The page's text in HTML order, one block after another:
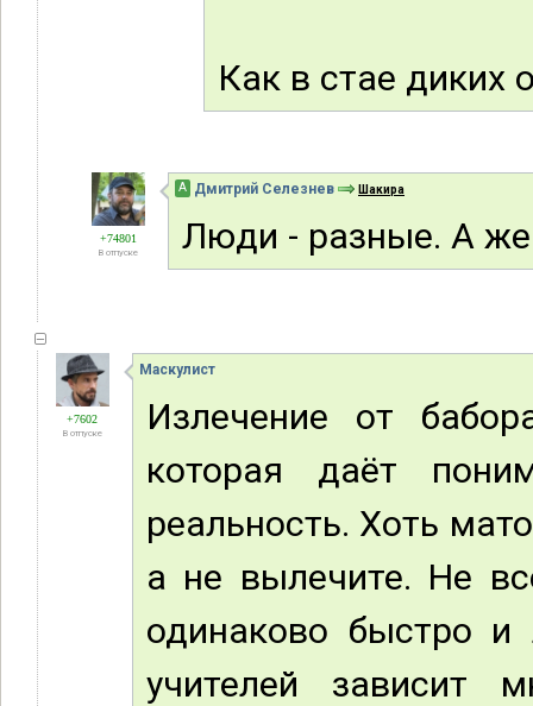
Как в стае диких
+74801
В отпуске
А Дмитрий Селезнев Шакира
Люди - разные. А
+7602
В отпуске
Маскулист
Излечение от
которая даёт
реальность. Хоть
а не вылечите. Не
одинаково быстро и
учителей зависит